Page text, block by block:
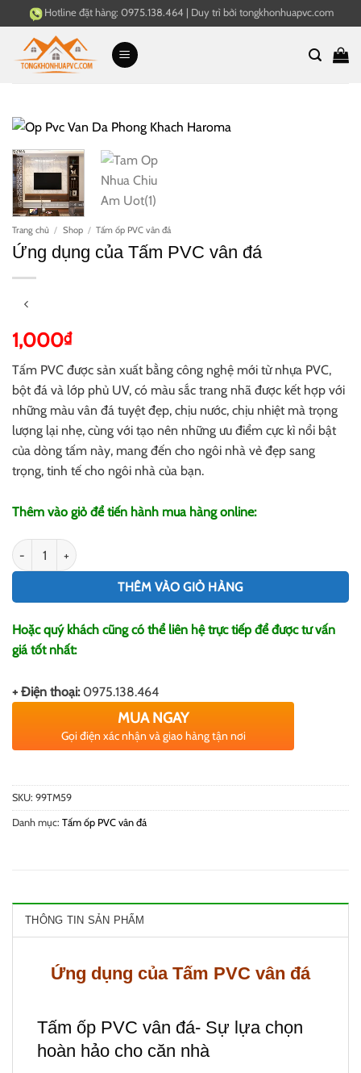
qua
dung
Hotline đặt hàng: 0975.138.464 | Duy trì bởi tongkhonhuapvc.com
Trang chủ / Shop / Tấm ốp PVC vân đá
Ứng dụng của Tấm PVC vân đá
1,000₫
Tấm PVC được sản xuất bằng công nghệ mới từ nhựa PVC,
bột đá và lớp phủ UV, có màu sắc trang nhã được kết hợp với
những màu vân đá tuyệt đẹp, chịu nước, chịu nhiệt mà trọng
lượng lại nhẹ, cùng với tạo nên những ưu điểm cực kì nổi bật
của dòng tấm này, mang đến cho ngôi nhà vẻ đẹp sang
trọng, tinh tế cho ngôi nhà của bạn.
Thêm vào giỏ để tiến hành mua hàng online:
Ứng dụng của Tấm PVC vân đá số lượng
THÊM VÀO GIỎ HÀNG
Hoặc quý khách cũng có thể liên hệ trực tiếp để được tư vấn
giá tốt nhất:
+ Điện thoại: 0975.138.464
MUA NGAY
Gọi điện xác nhận và giao hàng tận nơi
SKU: 99TM59
Danh mục: Tấm ốp PVC vân đá
THÔNG TIN SẢN PHẨM
Ứng dụng của Tấm PVC vân đá
Tấm ốp PVC vân đá- Sự lựa chọn
hoàn hảo cho căn nhà